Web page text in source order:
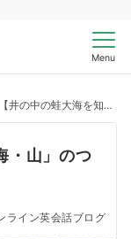
Menu
【井の中の蛙大海を知らず】「海・山」のつく「ことわざ」を英語に！５選
・山」のつ
ライン英会話ブログ